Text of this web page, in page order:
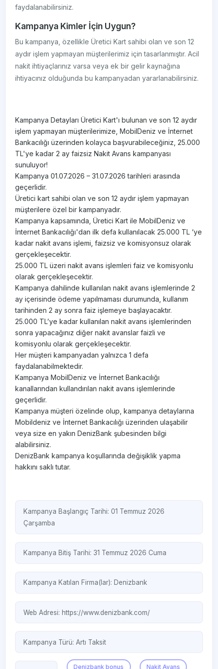
faydalanabilirsiniz.
Kampanya Kimler İçin Uygun?
Bu kampanya, özellikle Üretici Kart sahibi olan ve son 12
aydır işlem yapmayan müşterilerimiz için tasarlanmıştır. Acil
nakit ihtiyaçlarınız varsa veya ek bir gelir kaynağına
ihtiyacınız olduğunda bu kampanyadan yararlanabilirsiniz.
Kampanya Detayları Üretici Kart'ı bulunan ve son 12 aydır
işlem yapmayan müşterilerimize, MobilDeniz ve İnternet
Bankacılığı üzerinden kolayca başvurabileceğiniz, 25.000
TL'ye kadar 2 ay faizsiz Nakit Avans kampanyası
sunuluyor!
Kampanya 01.07.2026 – 31.07.2026 tarihleri arasında
geçerlidir.
Üretici kart sahibi olan ve son 12 aydır işlem yapmayan
müşterilere özel bir kampanyadır.
Kampanya kapsamında, Üretici Kart ile MobilDeniz ve
İnternet Bankacılığı'dan ilk defa kullanılacak 25.000 TL ‘ye
kadar nakit avans işlemi, faizsiz ve komisyonsuz olarak
gerçekleşecektir.
25.000 TL üzeri nakit avans işlemleri faiz ve komisyonlu
olarak gerçekleşecektir.
Kampanya dahilinde kullanılan nakit avans işlemlerinde 2
ay içerisinde ödeme yapılmaması durumunda, kullanım
tarihinden 2 ay sonra faiz işlemeye başlayacaktır.
25.000 TL’ye kadar kullanılan nakit avans işlemlerinden
sonra yapacağınız diğer nakit avanslar faizli ve
komisyonlu olarak gerçekleşecektir.
Her müşteri kampanyadan yalnızca 1 defa
faydalanabilmektedir.
Kampanya MobilDeniz ve İnternet Bankacılığı
kanallarından kullandırılan nakit avans işlemlerinde
geçerlidir.
Kampanya müşteri özelinde olup, kampanya detaylarına
Mobildeniz ve İnternet Bankacılığı üzerinden ulaşabilir
veya size en yakın DenizBank şubesinden bilgi
alabilirsiniz.
DenizBank kampanya koşullarında değişiklik yapma
hakkını saklı tutar.
Kampanya Başlangıç Tarihi: 01 Temmuz 2026
Çarşamba
Kampanya Bitiş Tarihi: 31 Temmuz 2026 Cuma
Kampanya Katılan Firma(lar): Denizbank
Web Adresi:https://www.denizbank.com/
Kampanya Türü:Artı Taksit
Denizbank bonus Nakit Avans